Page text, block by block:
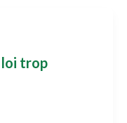
loi trop